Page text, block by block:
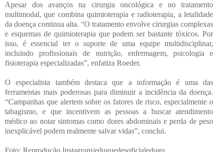
Apesar dos avanços na cirurgia oncológica e no tratamento
multimodal, que combina quimioterapia e radioterapia, a letalidade
da doença continua alta. “O tratamento envolve cirurgias complexas
e esquemas de quimioterapia que podem ser bastante tóxicos. Por
isso, é essencial ter o suporte de uma equipe multidisciplinar,
incluindo profissionais de nutrição, enfermagem, psicologia e
fisioterapia especializadas”, enfatiza Roeder.
O especialista também destaca que a informação é uma das
ferramentas mais poderosas para diminuir a incidência da doença.
“Campanhas que alertem sobre os fatores de risco, especialmente o
tabagismo, e que incentivem as pessoas a buscar atendimento
médico ao notar sintomas como dores abdominais e perda de peso
inexplicável podem realmente salvar vidas”, conclui.